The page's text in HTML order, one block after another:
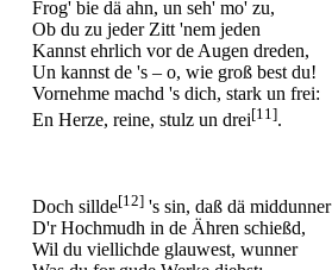
Frog' bie dä ahn, un seh' mo' zu,
Ob du zu jeder Zitt 'nem jeden
Kannst ehrlich vor de Augen dreden,
Un kannst de 's – o, wie groß best du!
Vornehme machd 's dich, stark un frei:
En Herze, reine, stulz un drei[11].
Doch sillde[12] 's sin, daß dä middunner
D'r Hochmudh in de Ähren schießd,
Wil du viellichde glauwest, wunner